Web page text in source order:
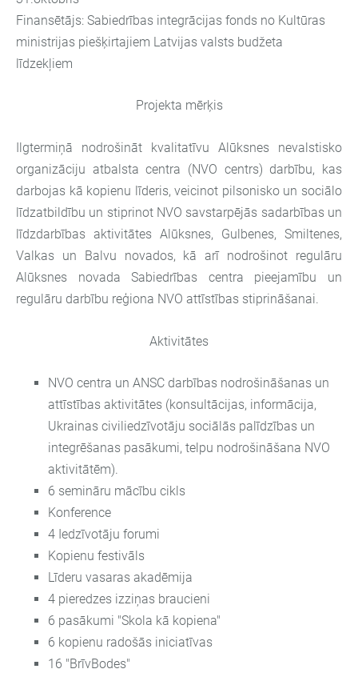
Finansētājs: Sabiedrības integrācijas fonds no Kultūras
ministrijas piešķirtajiem Latvijas valsts budžeta
līdzekļiem
Projekta mērķis
Ilgtermiņā nodrošināt kvalitatīvu Alūksnes nevalstisko
organizāciju atbalsta centra (NVO centrs) darbību, kas
darbojas kā kopienu līderis, veicinot pilsonisko un sociālo
līdzatbildību un stiprinot NVO savstarpējās sadarbības un
līdzdarbības aktivitātes Alūksnes, Gulbenes, Smiltenes,
Valkas un Balvu novados, kā arī nodrošinot regulāru
Alūksnes novada Sabiedrības centra pieejamību un
regulāru darbību reģiona NVO attīstības stiprināšanai.
Aktivitātes
NVO centra un ANSC darbības nodrošināšanas un
attīstības aktivitātes (konsultācijas, informācija,
Ukrainas civiliedzīvotāju sociālās palīdzības un
integrēšanas pasākumi, telpu nodrošināšana NVO
aktivitātēm).
6 semināru mācību cikls
Konference
4 Iedzīvotāju forumi
Kopienu festivāls
Līderu vasaras akadēmija
4 pieredzes izziņas braucieni
6 pasākumi "Skola kā kopiena"
6 kopienu radošās iniciatīvas
16 "BrīvBodes"